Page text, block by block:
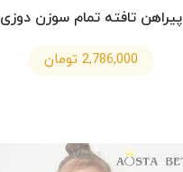
پیراهن تافته تمام سوزن دوزی
2,786,000 تومان